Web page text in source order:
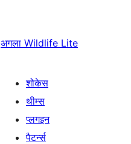
अगला Wildlife Lite
शोकेस
थीम्स
प्लगइन
पैटर्न्स